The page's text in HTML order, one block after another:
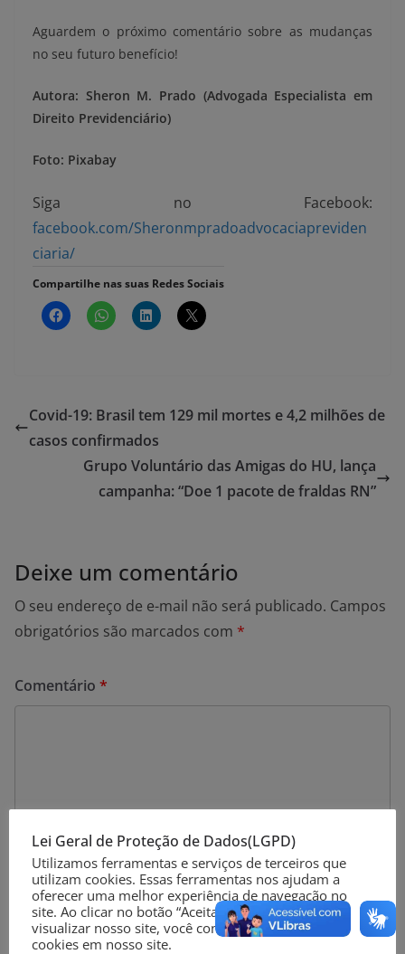
Aguardem o próximo comentário sobre as mudanças
no seu futuro benefício!
Autora: Sheron M. Prado (Advogada Especialista em
Direito Previdenciário)
Foto: Pixabay
Siga no Facebook:
facebook.com/Sheronmpradoadvocaciapreviden
ciaria/
Compartilhe nas suas Redes Sociais
Covid-19: Brasil tem 129 mil mortes e 4,2 milhões de
casos confirmados
Grupo Voluntário das Amigas do HU, lança
campanha: “Doe 1 pacote de fraldas RN”
Deixe um comentário
O seu endereço de e-mail não será publicado. Campos
obrigatórios são marcados com *
Comentário *
Nome*
Lei Geral de Proteção de Dados(LGPD)
Utilizamos ferramentas e serviços de terceiros que
utilizam cookies. Essas ferramentas nos ajudam a
oferecer uma melhor experiência de navegação no
site. Ao clicar no botão “Aceitar” ou continuar a
visualizar nosso site, você concorda com o uso de
cookies em nosso site.